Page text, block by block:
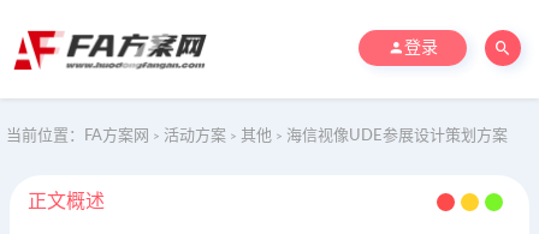
登录
当前位置： FA方案网 > 活动方案 > 其他 > 海信视像UDE参展设计策划方案
正文概述